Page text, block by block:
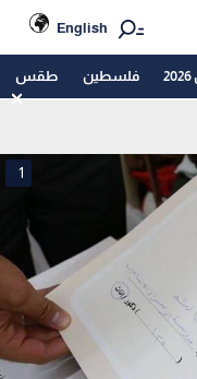
English
فلسطين طقس
1